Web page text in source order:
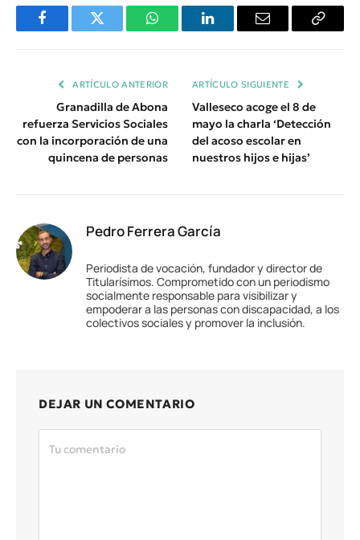
FacebookTwitter WhatsAppLinkedInEmail
Copiar
ARTÍCULO ANTERIOR
Granadilla de Abona
refuerza Servicios Sociales
con la incorporación de una
quincena de personas
ARTÍCULO SIGUIENTE
Valleseco acoge el 8 de
mayo la charla ‘Detección
del acoso escolar en
nuestros hijos e hijas’
Pedro Ferrera García
Periodista de vocación, fundador y director de
Titularísimos. Comprometido con un periodismo
socialmente responsable para visibilizar y
empoderar a las personas con discapacidad, a los
colectivos sociales y promover la inclusión.
DEJAR UN COMENTARIO